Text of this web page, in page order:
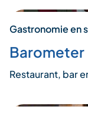
Gastronomie en
Barometer
Restaurant, bar